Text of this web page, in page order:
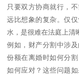
只要双方协商就行，
远比想象的复杂。仅
水，是很难在法庭上清
例如，财产分割中涉
份额在离婚时如何分
如何应对？这些问题